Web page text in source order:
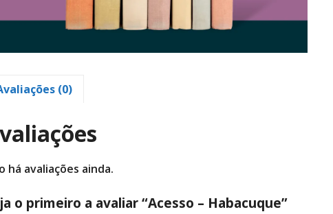
(0)
há avaliações ainda.
o primeiro a avaliar “Acesso – Habacuque”